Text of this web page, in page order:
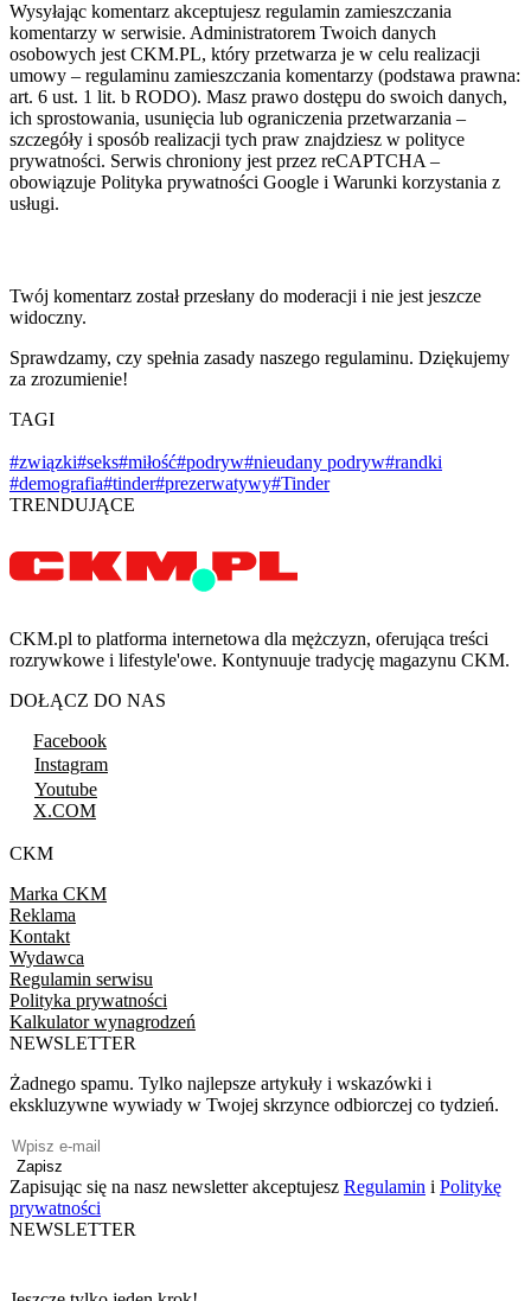
Wysyłając komentarz akceptujesz regulamin zamieszczania
komentarzy w serwisie. Administratorem Twoich danych
osobowych jest CKM.PL, który przetwarza je w celu realizacji
umowy – regulaminu zamieszczania komentarzy (podstawa prawna:
art. 6 ust. 1 lit. b RODO). Masz prawo dostępu do swoich danych,
ich sprostowania, usunięcia lub ograniczenia przetwarzania –
szczegóły i sposób realizacji tych praw znajdziesz w polityce
prywatności. Serwis chroniony jest przez reCAPTCHA –
obowiązuje Polityka prywatności Google i Warunki korzystania z
usługi.
Twój komentarz został przesłany do moderacji i nie jest jeszcze
widoczny.
Sprawdzamy, czy spełnia zasady naszego regulaminu. Dziękujemy
za zrozumienie!
TAGI
#związki#seks#miłość#podryw#nieudany podryw#randki
#demografia#tinder#prezerwatywy#Tinder
TRENDUJĄCE
CKM.pl to platforma internetowa dla mężczyzn, oferująca treści
rozrywkowe i lifestyle'owe. Kontynuuje tradycję magazynu CKM.
DOŁĄCZ DO NAS
Facebook
Instagram
Youtube
X.COM
CKM
Marka CKM
Reklama
Kontakt
Wydawca
Regulamin serwisu
Polityka prywatności
Kalkulator wynagrodzeń
NEWSLETTER
Żadnego spamu. Tylko najlepsze artykuły i wskazówki i
ekskluzywne wywiady w Twojej skrzynce odbiorczej co tydzień.
Zapisz
Zapisując się na nasz newsletter akceptujesz Regulamin i Politykę
prywatności
NEWSLETTER